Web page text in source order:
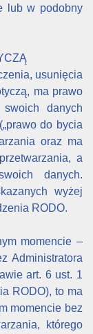
lub w podobny
usunięcia
ma prawo
danych
do bycia
oraz ma
a
danych.
wyżej
RODO.
momencie –
Administratora
art. 6 ust. 1
RODO), to ma
momencie bez
którego